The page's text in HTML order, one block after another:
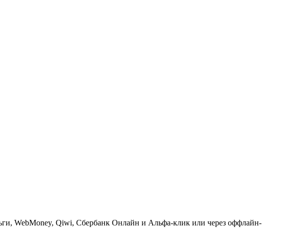
WebMoney, Qiwi, Сбербанк Онлайн и Альфа-клик или через оффлайн-